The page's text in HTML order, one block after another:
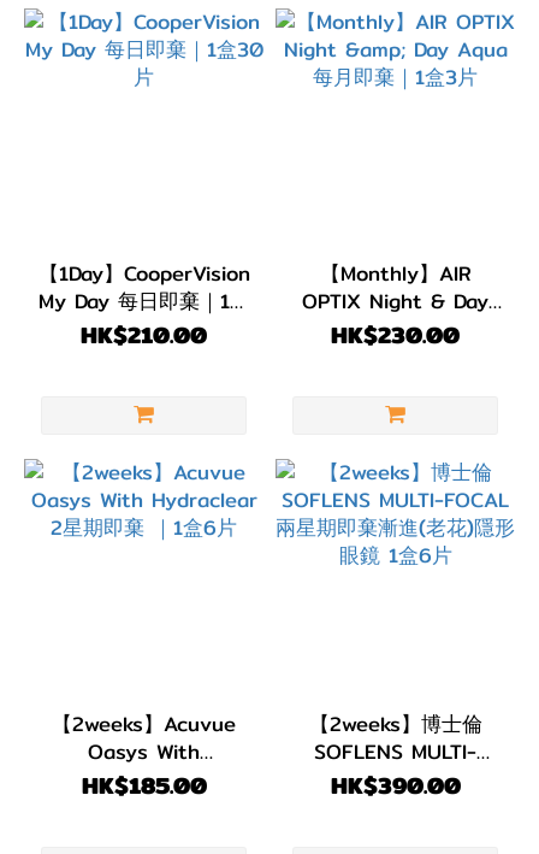
(2)
BC
直徑
(DIA)
14.5mm
(2)
DIA
14.3mm
DIA
14.0mm
(1)
【1Day】CooperVision
My Day 每日即棄｜1盒
30片
HK$210.00
【Monthly】AIR
OPTIX Night & Day
Aqua 每月即棄｜1盒3
HK$230.00
【2weeks】Acuvue
Oasys With
Hydraclear 2星期即棄
｜1盒6片
HK$185.00
【2weeks】博士倫
SOFLENS MULTI-
FOCAL 兩星期即棄漸
進(老花)隱形眼鏡 1盒6
HK$390.00